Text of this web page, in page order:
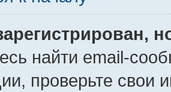
найти email-
проверьте свои